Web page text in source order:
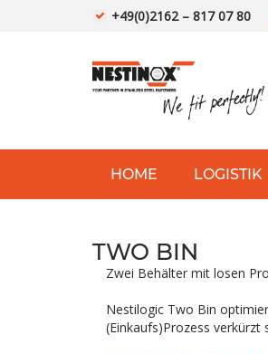
+49(0)2162 – 817 07 80
HOME LOGISTIK
TWO BIN
Zwei Behälter mit losen
Nestilogic Two Bin
(Einkaufs)Prozess verkürzt